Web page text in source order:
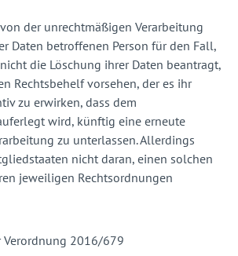
der unrechtmäßigen Verarbeitung
Daten betroffenen Person für den Fall,
die Löschung ihrer Daten beantragt,
Rechtsbehelf vorsehen, der es ihr
zu erwirken, dass dem
wird, künftig eine erneute
zu unterlassen. Allerdings
nicht daran, einen solchen
jeweiligen Rechtsordnungen
Verordnung 2016/679